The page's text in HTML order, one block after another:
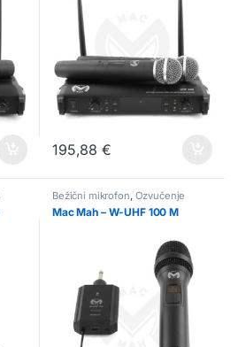
195,88€
Bežični mikrofon, Ozvučenje
Mac Mah – W-UHF 100 M